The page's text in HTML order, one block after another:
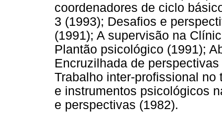
coordenadores de ciclo
3 (1993); Desafios e
(1991); A supervisão na
Plantão psicológico (1991);
Encruzilhada de
Trabalho inter-profissional
e instrumentos psicológicos
e perspectivas (1982).